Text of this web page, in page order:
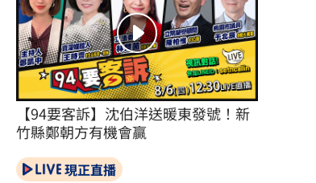
【94要客訴】沈伯洋送暖東發號！新
竹縣鄭朝方有機會贏
現正直播